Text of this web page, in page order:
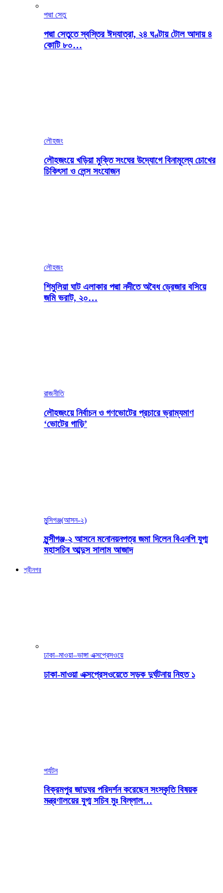
পদ্মা সেতু
পদ্মা সেতুতে স্বস্তির ঈদযাত্রা, ২৪ ঘণ্টায় টোল আদায় ৪
কোটি ৮০…
লৌহজং
লৌহজংয়ে খড়িয়া মুক্তি সংঘের উদ্যোগে বিনামূল্যে চোখের
চিকিৎসা ও লেন্স সংযোজন
লৌহজং
শিমুলিয়া ঘাট এলাকার পদ্মা নদীতে অবৈধ ড্রেজার বসিয়ে
জমি ভরাট, ২০…
রাজনীতি
লৌহজংয়ে নির্বাচন ও গণভোটের প্রচারে ভ্রাম্যমাণ
‘ভোটের গাড়ি’
মুন্সিগঞ্জ(আসন-২)
মুন্সীগঞ্জ-২ আসনে মনোনয়নপত্র জমা দিলেন বিএনপি যুগ্ম
মহাসচিব আব্দুস সালাম আজাদ
শ্রীনগর
ঢাকা–মাওয়া–ভাঙ্গা এক্সপ্রেসওয়ে
ঢাকা-মাওয়া এক্সপ্রেসওয়েতে সড়ক দুর্ঘটনায় নিহত ১
পর্যটন
বিক্রমপুর জাদুঘর পরিদর্শন করেছেন সংস্কৃতি বিষয়ক
মন্ত্রণালয়ের যুগ্ম সচিব মুঃ বিল্লাল…